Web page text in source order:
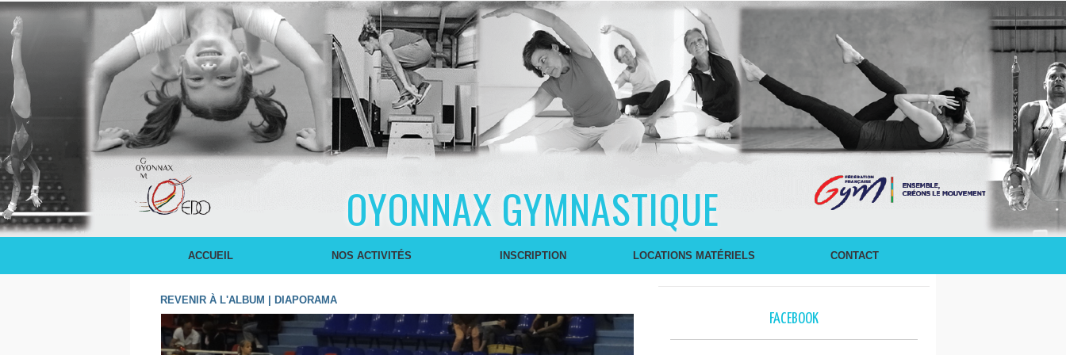
OYONNAX GYMNASTIQUE
ACCUEIL NOS ACTIVITÉS INSCRIPTION LOCATIONS MATÉRIELS CONTACT
REVENIR À L'ALBUM DIAPORAMA
FACEBOOK